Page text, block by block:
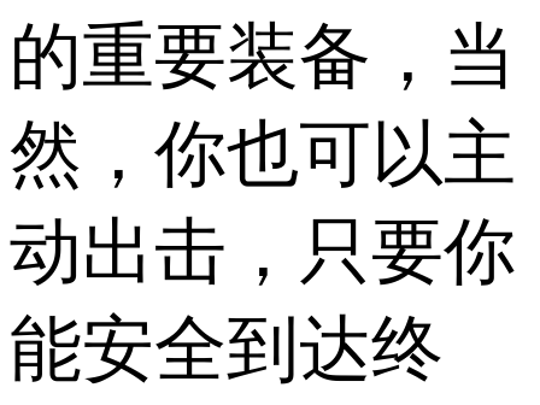
的重要装备，当
然，你也可以主
动出击，只要你
能安全到达终